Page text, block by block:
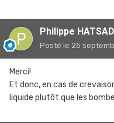
Philippe
Posté le 25
Merci!
Et donc, en cas de
liquide plutôt que les